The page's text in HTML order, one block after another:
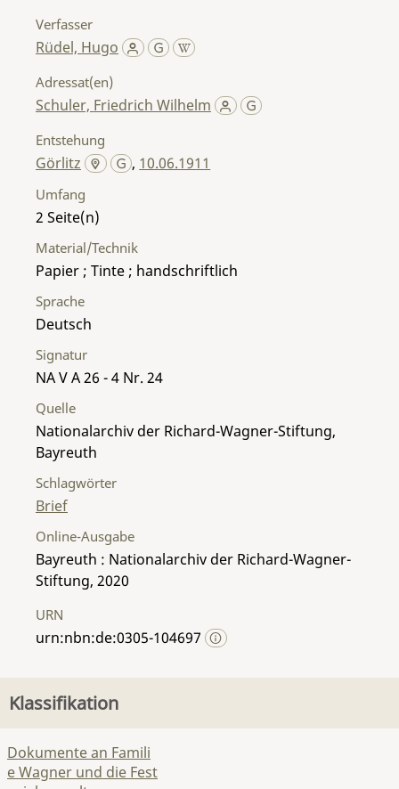
Verfasser
Rüdel, Hugo
Adressat(en)
Schuler, Friedrich Wilhelm
Entstehung
Görlitz , 10.06.1911
Umfang
2
Material/Technik
Papier ; Tinte ; handschriftlich
Sprache
Deutsch
Signatur
NA V A 26 - 4 Nr. 24
Quelle
Nationalarchiv der Richard-Wagner-Stiftung,
Bayreuth
Schlagwörter
Brief
Online-Ausgabe
Bayreuth : Nationalarchiv der Richard-Wagner-
Stiftung, 2020
URN
urn:nbn:de:0305-104697
Klassifikation
Dokumente an Famili
e Wagner und die Fest